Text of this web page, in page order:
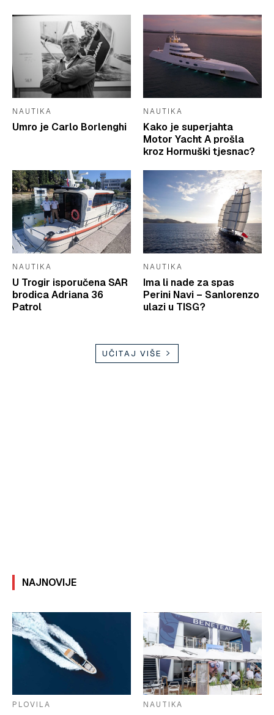
NAUTIKA
Umro je Carlo Borlenghi
NAUTIKA
Kako je superjahta
Motor Yacht A prošla
kroz Hormuški tjesnac?
NAUTIKA
U Trogir isporučena SAR
brodica Adriana 36
Patrol
NAUTIKA
Ima li nade za spas
Perini Navi – Sanlorenzo
ulazi u TISG?
UČITAJ VIŠE
NAJNOVIJE
PLOVILA NAUTIKA